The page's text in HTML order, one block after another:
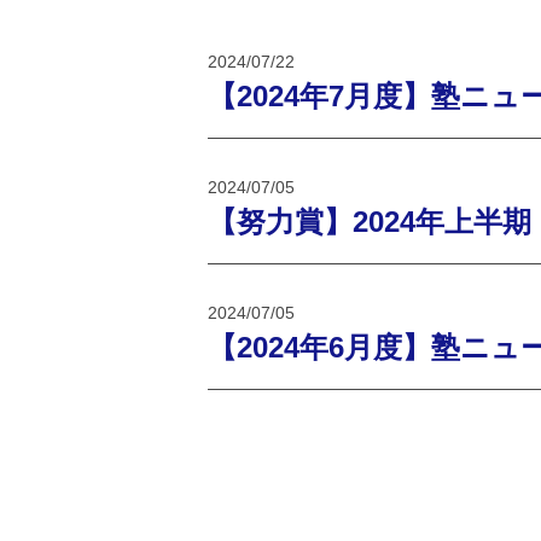
2024/07/22
【2024年7月度】塾ニュ
2024/07/05
【努力賞】2024年上半期
2024/07/05
【2024年6月度】塾ニュ